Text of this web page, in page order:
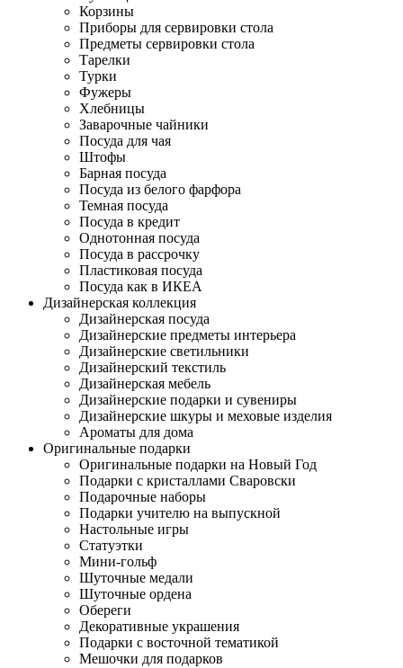
Корзины
Приборы для сервировки стола
Предметы сервировки стола
Тарелки
Турки
Фужеры
Хлебницы
Заварочные чайники
Посуда для чая
Штофы
Барная посуда
Посуда из белого фарфора
Темная посуда
Посуда в кредит
Однотонная посуда
Посуда в рассрочку
Пластиковая посуда
Посуда как в ИКЕА
Дизайнерская коллекция
Дизайнерская посуда
Дизайнерские предметы интерьера
Дизайнерские светильники
Дизайнерский текстиль
Дизайнерская мебель
Дизайнерские подарки и сувениры
Дизайнерские шкуры и меховые изделия
Ароматы для дома
Оригинальные подарки
Оригинальные подарки на Новый Год
Подарки с кристаллами Сваровски
Подарочные наборы
Подарки учителю на выпускной
Настольные игры
Статуэтки
Мини-гольф
Шуточные медали
Шуточные ордена
Обереги
Декоративные украшения
Подарки с восточной тематикой
Мешочки для подарков